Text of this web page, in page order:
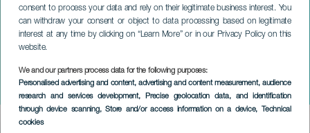
consent to process your data and rely on their legitimate business interest. You
can withdraw your consent or object to data processing based on legitimate
interest at any time by clicking on “Learn More” or in our Privacy Policy on this
website.
We and our partners process data for the following purposes:
Personalised advertising and content, advertising and content measurement, audience
research and services development, Precise geolocation data, and identification
through device scanning, Store and/or access information on a device, Technical
cookies
Vi er hva vi spiser
LA PALMA
Imagen